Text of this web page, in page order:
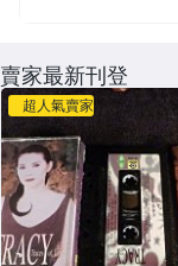
賣家最新刊登
超人氣賣家